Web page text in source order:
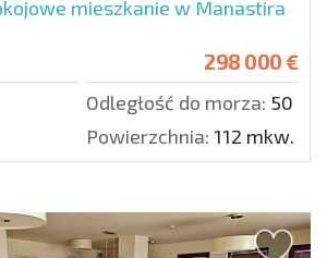
mieszkanie w Manastira
298 000 €
Odległość do morza: 50 m.
Powierzchnia: 112 mkw.